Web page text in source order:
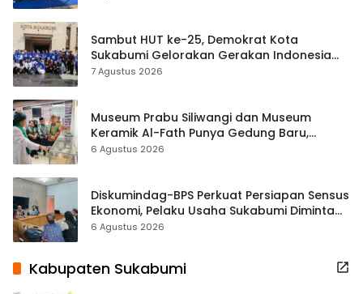
Sambut HUT ke-25, Demokrat Kota
Sukabumi Gelorakan Gerakan Indonesia
ASRI Lewat Aksi Bersih Masjid Agung
7 Agustus 2026
Museum Prabu Siliwangi dan Museum
Keramik Al-Fath Punya Gedung Baru,
Hampir 500 Koleksi Dipisahkan
6 Agustus 2026
Diskumindag-BPS Perkuat Persiapan Sensus
Ekonomi, Pelaku Usaha Sukabumi Diminta
Terbuka Beri Data
6 Agustus 2026
Kabupaten Sukabumi